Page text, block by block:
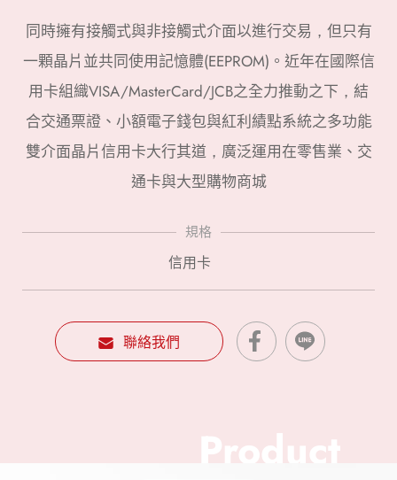
同時擁有接觸式與非接觸式介面以進行交易，但只有
一顆晶片並共同使用記憶體(EEPROM)。近年在國際信
用卡組織VISA/MasterCard/JCB之全力推動之下，結
合交通票證、小額電子錢包與紅利績點系統之多功能
雙介面晶片信用卡大行其道，廣泛運用在零售業、交
通卡與大型購物商城
規格
信用卡
聯絡我們
Product